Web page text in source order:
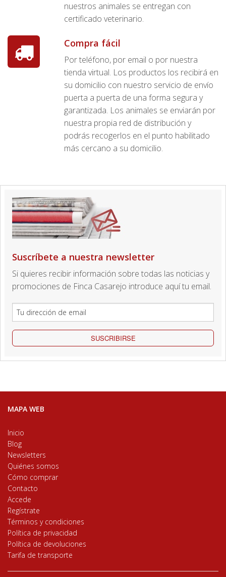
nuestros animales se entregan con
certificado veterinario.
Compra fácil
Por teléfono, por email o por nuestra
tienda virtual. Los productos los recibirá en
su domicilio con nuestro servicio de envío
puerta a puerta de una forma segura y
garantizada. Los animales se enviarán por
nuestra propia red de distribución y
podrás recogerlos en el punto habilitado
más cercano a su domicilio.
Suscríbete a nuestra newsletter
Si quieres recibir información sobre todas las noticias y
promociones de Finca Casarejo introduce aquí tu email.
SUSCRIBIRSE
MAPA WEB
Inicio
Blog
Newsletters
Quiénes somos
Cómo comprar
Contacto
Accede
Regístrate
Términos y condiciones
Política de privacidad
Política de devoluciones
Tarifa de transporte